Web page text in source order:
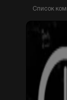
Список